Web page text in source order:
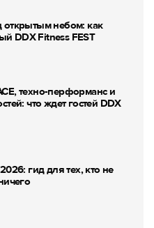
открытым небом: как
DDX Fitness FEST
техно-перформанс и
что ждет гостей DDX
гид для тех, кто не